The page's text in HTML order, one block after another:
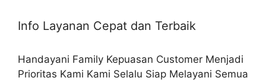
Info Layanan Cepat dan Terbaik
Handayani Family Kepuasan Customer Menjadi
Prioritas Kami Kami Selalu Siap Melayani Semua